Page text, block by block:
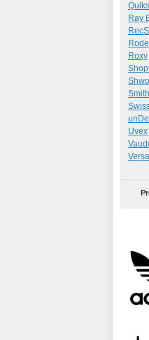
Ray
Roxy
Smith
Uvex